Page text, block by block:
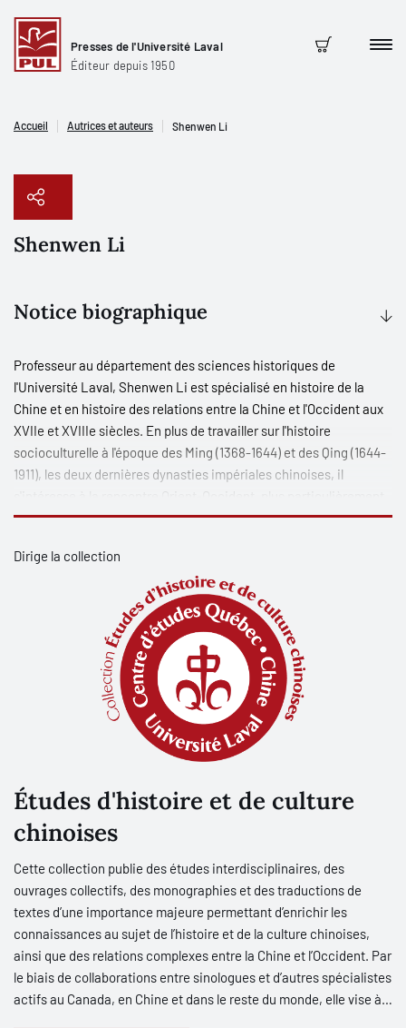
Presses de l'Université Laval
Éditeur depuis 1950
Panier
Accueil Autrices et auteurs Shenwen Li
Shenwen Li
Notice biographique
Professeur au département des sciences historiques de
l'Université Laval, Shenwen Li est spécialisé en histoire de la
Chine et en histoire des relations entre la Chine et l'Occident aux
XVIIe et XVIIIe siècles. En plus de travailler sur l'histoire
socioculturelle à l'époque des Ming (1368-1644) et des Qing (1644-
1911), les deux dernières dynasties impériales chinoises, il
aux contacts entre les traditions chrétiennes et la société
Centre d'études Québec-Chine de l'Université Laval.
Dirige la collection
Études d'histoire et de culture
chinoises
Cette collection publie des études interdisciplinaires, des
ouvrages collectifs, des monographies et des traductions de
textes d’une importance majeure permettant d’enrichir les
connaissances au sujet de l’histoire et de la culture chinoises,
ainsi que des relations complexes entre la Chine et l’Occident. Par
le biais de collaborations entre sinologues et d’autres spécialistes
actifs au Canada, en Chine et dans le reste du monde, elle vise à